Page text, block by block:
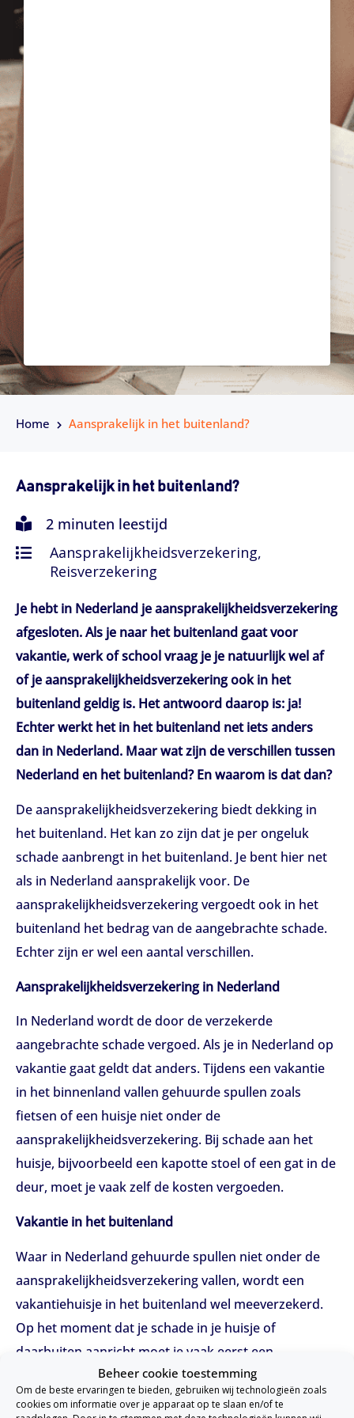
Beheer cookie toestemming
Om de beste ervaringen te bieden, gebruiken wij technologieën zoals
cookies om informatie over je apparaat op te slaan en/of te
Home Aansprakelijk in het buitenland?
Aansprakelijk in het buitenland?
2 minuten leestijd
Aansprakelijkheidsverzekering,
Reisverzekering
Je hebt in Nederland je aansprakelijkheidsverzekering
afgesloten. Als je naar het buitenland gaat voor
vakantie, werk of school vraag je je natuurlijk wel af
of je aansprakelijkheidsverzekering ook in het
buitenland geldig is. Het antwoord daarop is: ja!
Echter werkt het in het buitenland net iets anders
dan in Nederland. Maar wat zijn de verschillen tussen
Nederland en het buitenland? En waarom is dat dan?
De aansprakelijkheidsverzekering biedt dekking in
het buitenland. Het kan zo zijn dat je per ongeluk
schade aanbrengt in het buitenland. Je bent hier net
als in Nederland aansprakelijk voor. De
aansprakelijkheidsverzekering vergoedt ook in het
buitenland het bedrag van de aangebrachte schade.
Echter zijn er wel een aantal verschillen.
Aansprakelijkheidsverzekering in Nederland
In Nederland wordt de door de verzekerde
aangebrachte schade vergoed. Als je in Nederland op
vakantie gaat geldt dat anders. Tijdens een vakantie
in het binnenland vallen gehuurde spullen zoals
fietsen of een huisje niet onder de
aansprakelijkheidsverzekering. Bij schade aan het
huisje, bijvoorbeeld een kapotte stoel of een gat in de
deur, moet je vaak zelf de kosten vergoeden.
Vakantie in het buitenland
Waar in Nederland gehuurde spullen niet onder de
aansprakelijkheidsverzekering vallen, wordt een
vakantiehuisje in het buitenland wel meeverzekerd.
Op het moment dat je schade in je huisje of
daarbuiten aanricht moet je vaak eerst een
waarborgsom betalen voordat je terug kan naar
Nederland. De buitenlandse overheid weet dan zeker